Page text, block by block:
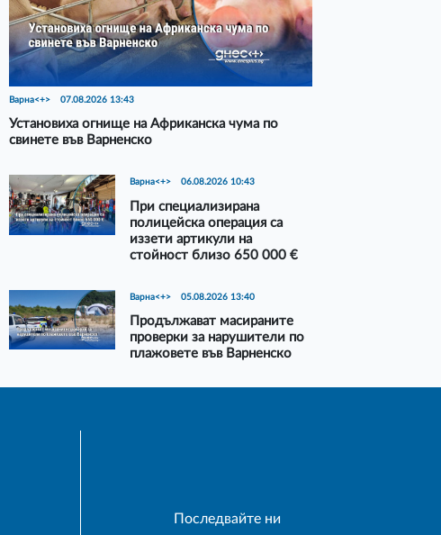
Варна<+> 07.08.2026 13:43
Установиха огнище на Африканска чума по
свинете във Варненско
Варна<+> 06.08.2026 10:43
При специализирана
полицейска операция са
иззети артикули на
стойност близо 650 000 €
Варна<+> 05.08.2026 13:40
Продължават масираните
проверки за нарушители по
плажовете във Варненско
Последвайте ни